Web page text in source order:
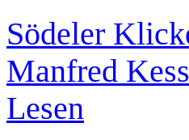
Södeler
Manfred
Lesen